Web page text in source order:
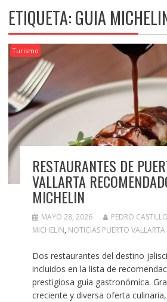
ETIQUETA:GUIA
Turismo
RESTAURANTES DE
VALLARTA
MICHELIN
MAYO 28, 2026 PEDRO CASTILLO
MICHELIN, NOTICIAS PUERTO VALLARTA
Dos restaurantes del destino
incluidos en la lista de
prestigiosa guía gastronómica.
creciente y diversa oferta